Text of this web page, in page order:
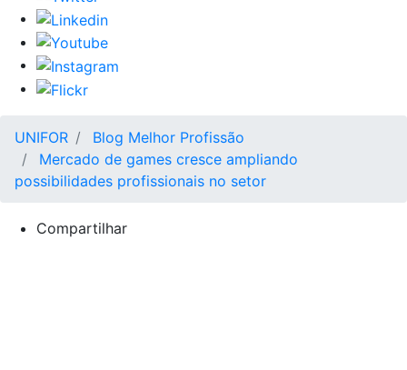
UNIFOR
Blog Melhor Profissão
Mercado de games cresce ampliando
possibilidades profissionais no setor
Compartilhar